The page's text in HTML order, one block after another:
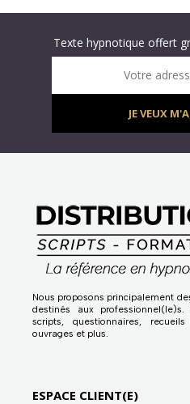
Texte hypnotique offert
Infolettre : obtenez un
Votre
JE VEUX
Nous proposons principalement
destinés aux
scripts, questionnaires,
ouvrages et plus.
ESPACE CLIENT(E)